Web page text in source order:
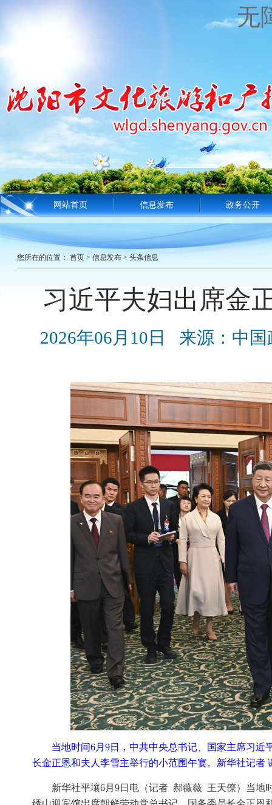
无
网站首页 信息发布 政务公开
您所在的位置： 首页 > 信息发布 > 头条信息
习近平夫妇出席金
2026年06月10日 来源：中国
当地时间6月9日，中共中央总书记、国家主席习
长金正恩和夫人李雪主举行的小范围午宴。新华社记者
新华社平壤6月9日电（记者 郝薇薇 王天僚）当地